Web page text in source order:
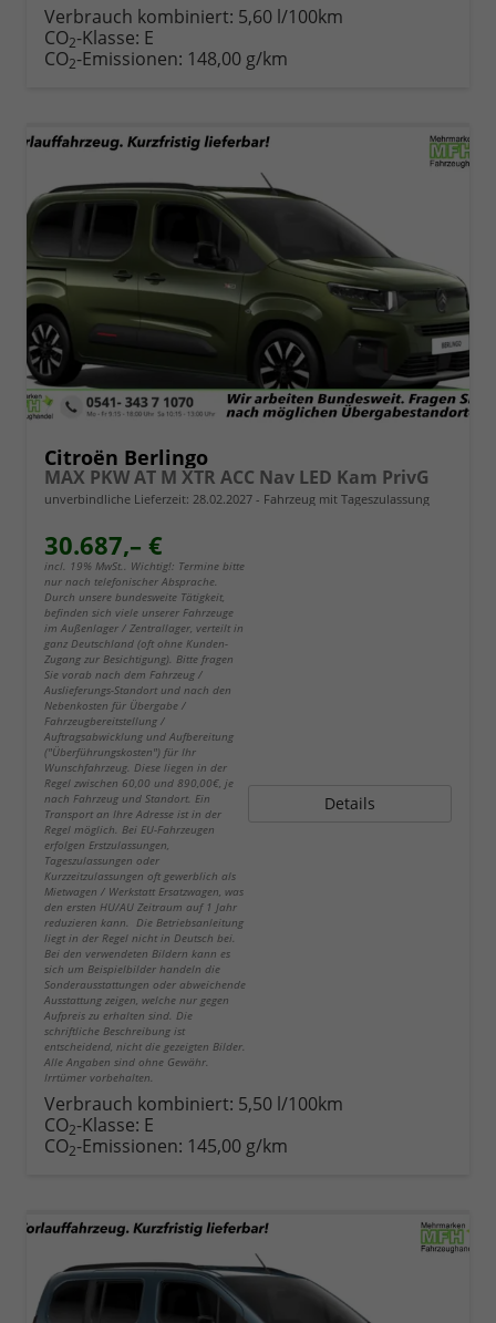
Verbrauch kombiniert: 5,60 l/100km
CO2-Klasse: E
CO2-Emissionen: 148,00 g/km
Citroën Berlingo
MAX PKW AT M XTR ACC Nav LED Kam PrivG
unverbindliche Lieferzeit: 28.02.2027 Fahrzeug mit Tageszulassung
30.687,– €
incl. 19% MwSt.. Wichtig!: Termine bitte
nur nach telefonischer Absprache.
Durch unsere bundesweite Tätigkeit,
befinden sich viele unserer Fahrzeuge
im Außenlager / Zentrallager, verteilt in
ganz Deutschland (oft ohne Kunden-
Zugang zur Besichtigung). Bitte fragen
Sie vorab nach dem Fahrzeug /
Auslieferungs-Standort und nach den
Nebenkosten für Übergabe /
Fahrzeugbereitstellung /
Auftragsabwicklung und Aufbereitung
("Überführungskosten") für Ihr
Wunschfahrzeug. Diese liegen in der
Regel zwischen 60,00 und 890,00€, je
nach Fahrzeug und Standort. Ein
Transport an Ihre Adresse ist in der
Regel möglich. Bei EU-Fahrzeugen
erfolgen Erstzulassungen,
Tageszulassungen oder
Kurzzeitzulassungen oft gewerblich als
Mietwagen / Werkstatt Ersatzwagen, was
den ersten HU/AU Zeitraum auf 1 Jahr
reduzieren kann. Die Betriebsanleitung
liegt in der Regel nicht in Deutsch bei.
Bei den verwendeten Bildern kann es
sich um Beispielbilder handeln die
Sonderausstattungen oder abweichende
Ausstattung zeigen, welche nur gegen
Aufpreis zu erhalten sind. Die
schriftliche Beschreibung ist
entscheidend, nicht die gezeigten Bilder.
Alle Angaben sind ohne Gewähr.
Irrtümer vorbehalten.
Details
Verbrauch kombiniert: 5,50 l/100km
CO2-Klasse: E
CO2-Emissionen: 145,00 g/km